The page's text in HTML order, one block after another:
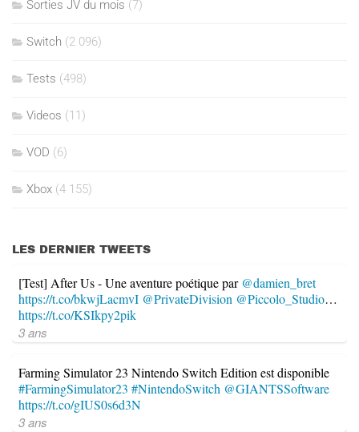
Sorties JV du mois (7)
Switch (2 096)
Tests (498)
Videos (11)
VOD (6)
Xbox (4 155)
LES DERNIER TWEETS
[Test] After Us - Une aventure poétique par @damien_bret
https://t.co/bkwjLacmvI @PrivateDivision @Piccolo_Studio…
https://t.co/KSIkpy2pik
3 ans
Farming Simulator 23 Nintendo Switch Edition est disponible
#FarmingSimulator23 #NintendoSwitch @GIANTSSoftware
https://t.co/gIUS0s6d3N
3 ans